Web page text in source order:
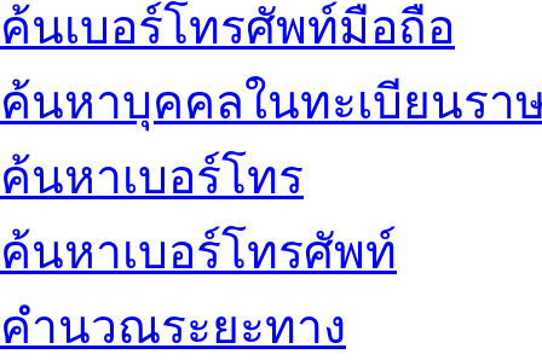
ค้นเบอร์โทรศัพท์มือถือ
ค้นหาบุคคลในทะเบียนรา
ค้นหาเบอร์โทร
ค้นหาเบอร์โทรศัพท์
คำนวณระยะทาง